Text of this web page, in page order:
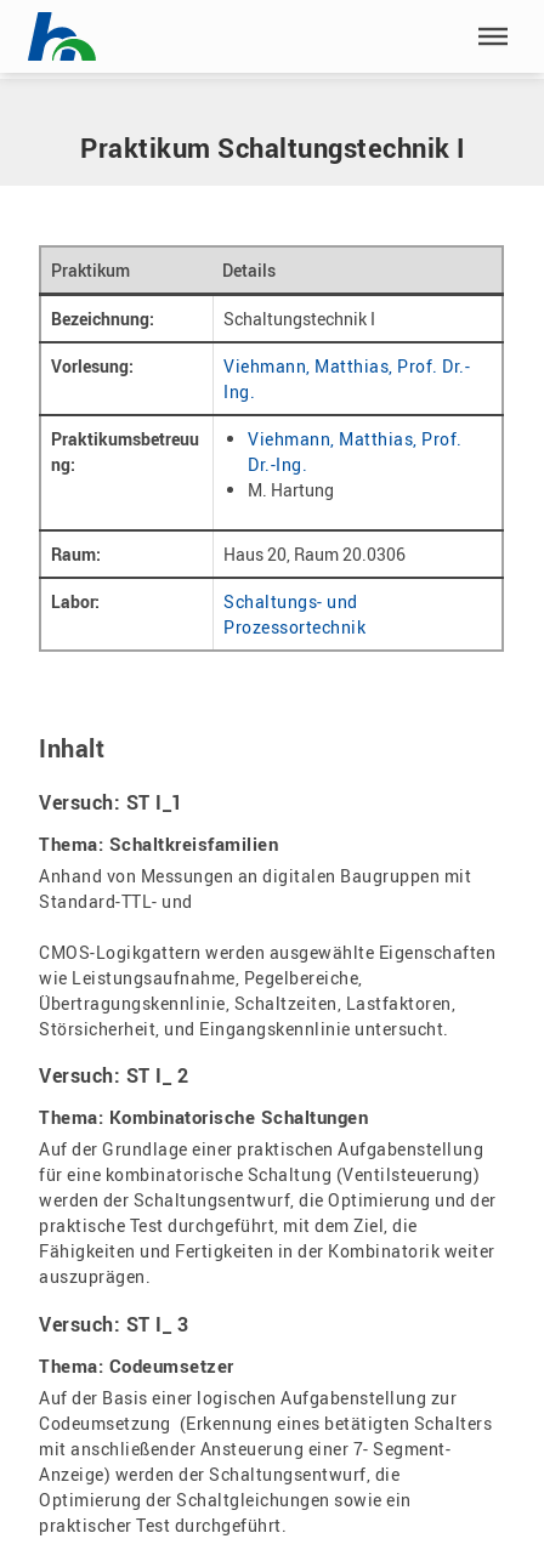
Menü überspringen
Home |Praktika
Praktikum Schaltungstechnik I
Praktikum Details
Bezeichnung: Schaltungstechnik I
Vorlesung:
Viehmann, Matthias, Prof. Dr.-
Ing.
Praktikumsbetreuu
ng:
Viehmann, Matthias, Prof.
Dr.-Ing.
M. Hartung
Raum: Haus 20, Raum 20.0306
Labor:
Schaltungs- und
Prozessortechnik
Inhalt
Versuch: ST I_1
Thema: Schaltkreisfamilien
Anhand von Messungen an digitalen Baugruppen mit
Standard-TTL- und
CMOS-Logikgattern werden ausgewählte Eigenschaften
wie Leistungsaufnahme, Pegelbereiche,
Übertragungskennlinie, Schaltzeiten, Lastfaktoren,
Störsicherheit, und Eingangskennlinie untersucht.
Versuch: ST I_ 2
Thema: Kombinatorische Schaltungen
Auf der Grundlage einer praktischen Aufgabenstellung
für eine kombinatorische Schaltung (Ventilsteuerung)
werden der Schaltungsentwurf, die Optimierung und der
praktische Test durchgeführt, mit dem Ziel, die
Fähigkeiten und Fertigkeiten in der Kombinatorik weiter
auszuprägen.
Versuch: ST I_ 3
Thema: Codeumsetzer
Auf der Basis einer logischen Aufgabenstellung zur
Codeumsetzung (Erkennung eines betätigten Schalters
mit anschließender Ansteuerung einer 7- Segment-
Anzeige) werden der Schaltungsentwurf, die
Optimierung der Schaltgleichungen sowie ein
praktischer Test durchgeführt.